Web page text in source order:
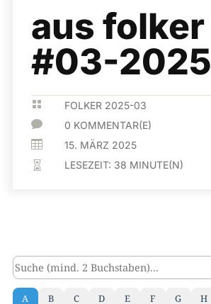
aus folker
#03-2025
 FOLKER 2025-03
 0 KOMMENTAR(E)
 15. MÄRZ 2025
 LESEZEIT: 38 MINUTE(N)
A B C D E F G H